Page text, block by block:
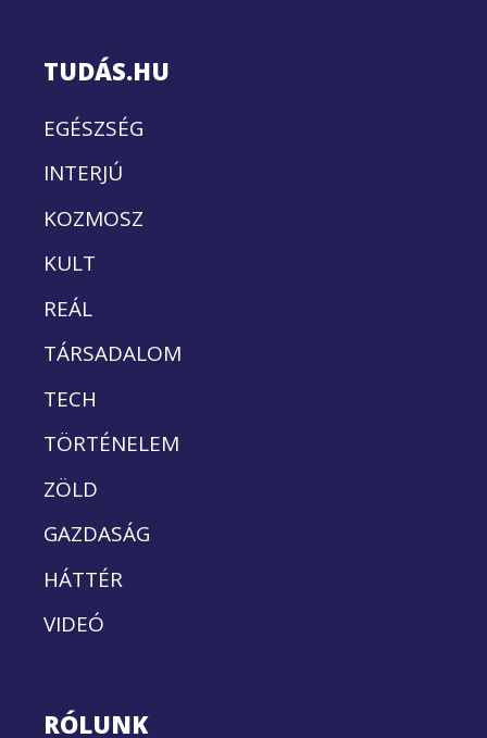
TUDÁS.HU
EGÉSZSÉG
INTERJÚ
KOZMOSZ
KULT
REÁL
TÁRSADALOM
TECH
TÖRTÉNELEM
ZÖLD
GAZDASÁG
HÁTTÉR
VIDEÓ
RÓLUNK